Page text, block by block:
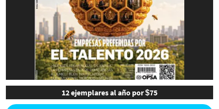
12 ejemplares al año por $75